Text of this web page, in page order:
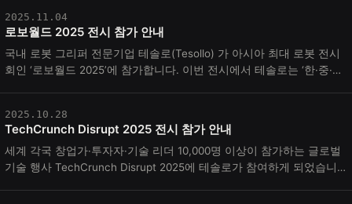
로보월드 2025 전시 참가 안내
국내 로봇 그리퍼 전문기업 테솔로(Tesollo) 가 아시아 최대 로봇 전시
회인 ‘로보월드 2025’에 참가합니다. 이번 전시에서 테솔로는 ‘한·중·일·
2025.11.04
TechCrunch Disrupt 2025 전시 참가 안내
세계 각국 창업가·투자자·기술 리더 10,000명 이상이 참가하는 글로벌
기술 행사 TechCrunch Disrupt 2025에 테솔로가 참여하게 되었습니
2025.10.28